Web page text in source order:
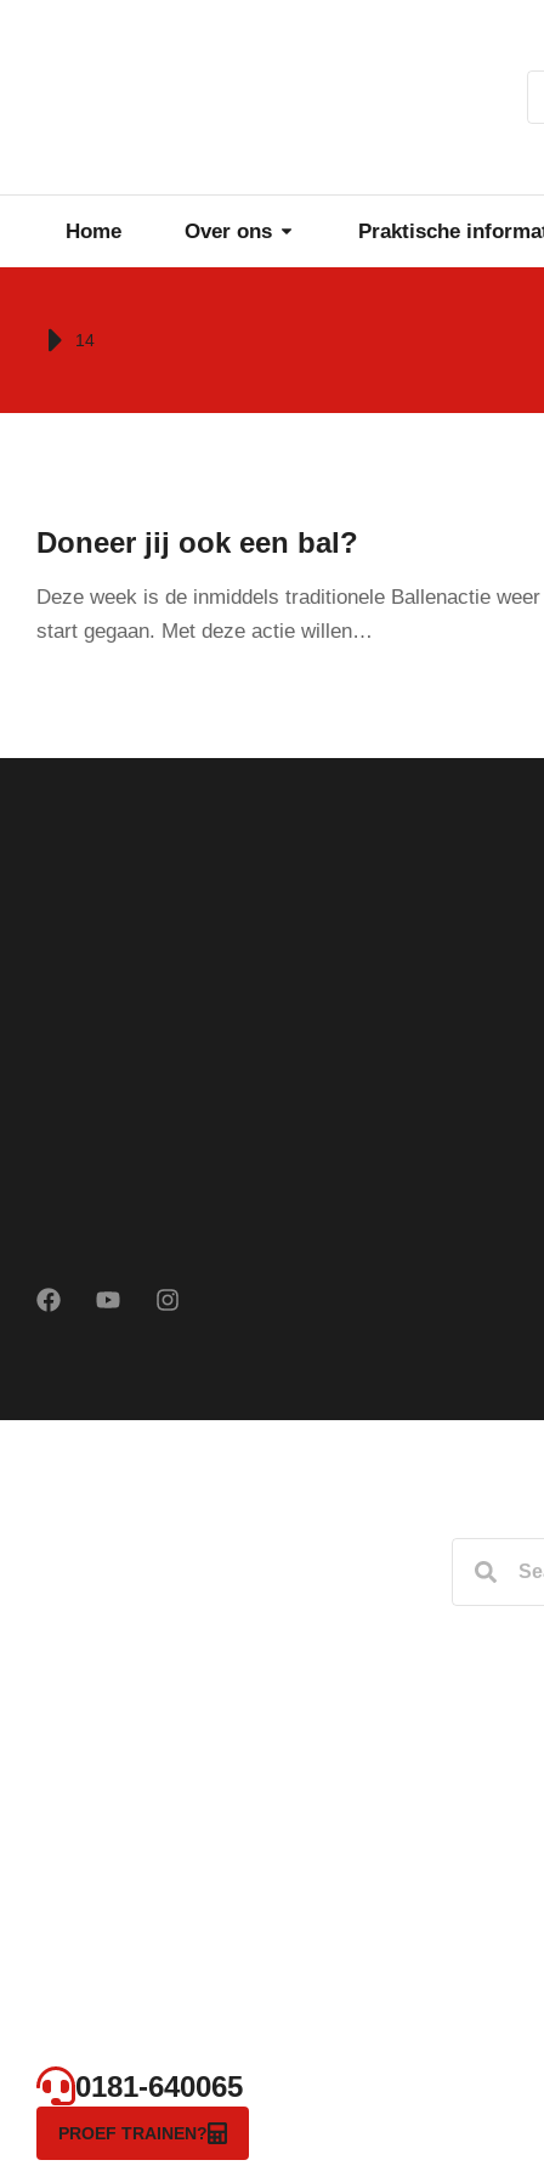
Home Over ons Praktische
Je bent hier:
14
Doneer jij ook een bal?
Deze week is de inmiddels traditionele Ballenactie
start gegaan. Met deze actie willen…
0181-640065
PROEF TRAINEN?